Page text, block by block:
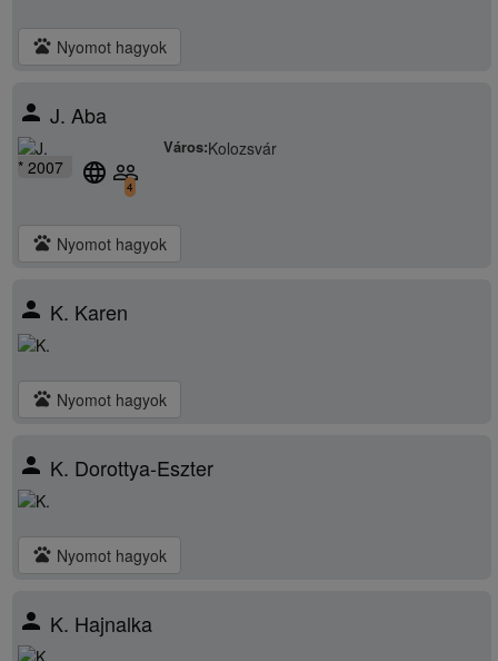
pets Nyomot hagyok
person J. Aba
* 2007
Város:Kolozsvár
language people_outline
4
pets Nyomot hagyok
person K. Karen
pets Nyomot hagyok
person K. Dorottya-Eszter
pets Nyomot hagyok
person K. Hajnalka